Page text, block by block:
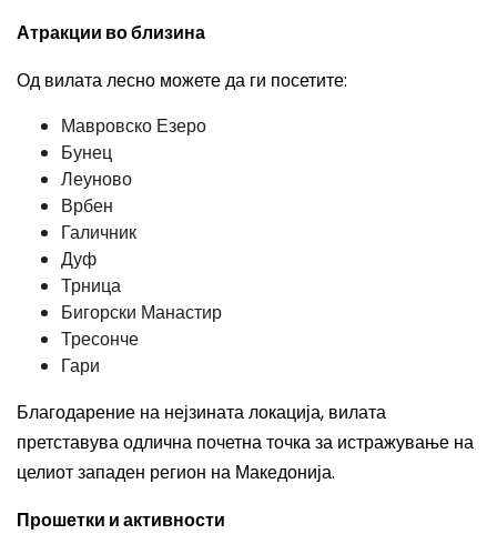
Атракции во близина
Од вилата лесно можете да ги посетите:
Мавровско Езеро
Бунец
Леуново
Врбен
Галичник
Дуф
Трница
Бигорски Манастир
Тресонче
Гари
Благодарение на нејзината локација, вилата
претставува одлична почетна точка за истражување на
целиот западен регион на Македонија.
Прошетки и активности